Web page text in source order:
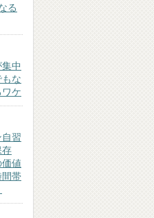
る
中
な
ワケ
習
存
値
間帯